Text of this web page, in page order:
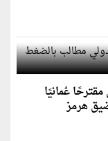
الدولي مطالب
عُمانيًا
هرمز